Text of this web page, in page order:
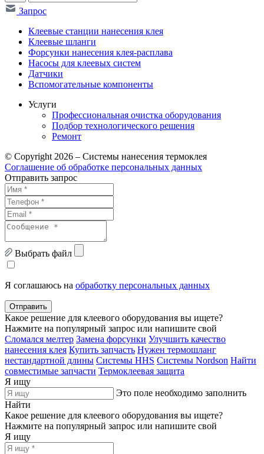
Запрос
Клеевые станции нанесения клея
Клеевые шланги
Форсунки нанесения клея-расплава
Насосы для клеевых систем
Датчики
Вспомогательные компоненты
Услуги
Профессиональная очистка оборудования
Подбор технологического решения
Ремонт
© Copyright 2026 – Системы нанесения термоклея
Соглашение об обработке персональных данных
Отправить запрос
Выбрать файл
Я соглашаюсь на обработку персональных данных
Отправить
Какое решение для клеевого оборудования вы ищете?
Нажмите на популярный запрос или напишите свой
Сломался мелтер Замена форсунки Улучшить качество
нанесения клея Купить запчасть Нужен термошланг
нестандартной длины Системы HHS Системы Nordson Найти
совместимые запчасти Термоклеевая защита
Я ищу
Это поле необходимо заполнить
Найти
Какое решение для клеевого оборудования вы ищете?
Нажмите на популярный запрос или напишите свой
Я ищу